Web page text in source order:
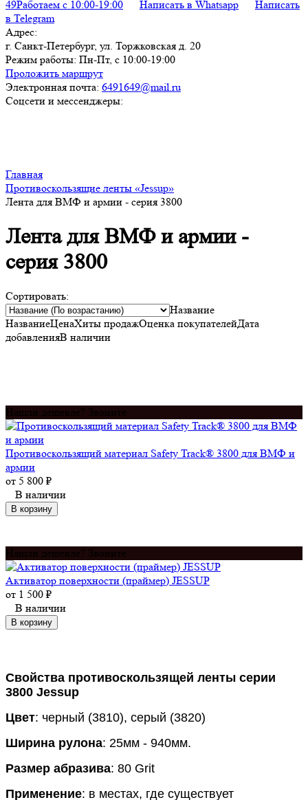
49Работаем с 10:00-19:00 Написать в Whatsapp
Написать
в Telegram
Адрес:
г. Санкт-Петербург, ул. Торжковская д. 20
Режим работы: Пн-Пт, с 10:00-19:00
Проложить маршрут
Электронная почта: 6491649@mail.ru
Соцсети и мессенджеры:
Главная
Противоскользящие ленты «Jessup»
Лента для ВМФ и армии - серия 3800
Лента для ВМФ и армии -
серия 3800
Сортировать:
Название
НазваниеЦенаХиты продажОценка покупателейДата
добавленияВ наличии
Нашли дешевле? Звоните
Противоскользящий материал Safety Track® 3800 для ВМФ и
армии
от 5 800 ₽
В наличии
В корзину
Нашли дешевле? Звоните
Активатор поверхности (праймер) JESSUP
от 1 500 ₽
В наличии
В корзину
Свойства противоскользящей ленты серии
3800 Jessup
Цвет: черный (3810), серый (3820)
Ширина рулона: 25мм - 940мм.
Размер абразива: 80 Grit
Применение: в местах, где существует